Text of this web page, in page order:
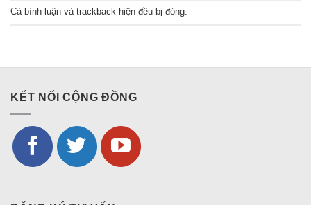
Cả bình luận và trackback hiện đều bị đóng.
KẾT NỐI CỘNG ĐỒNG